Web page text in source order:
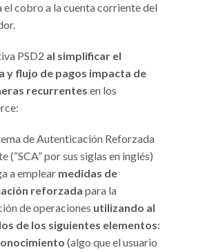
el cobro a la cuenta corriente del
PSD2 al simplificar el
y flujo de pagos impacta de
recurrentes en los
de Autenticación Reforzada
(“SCA” por sus siglas en inglés)
a emplear medidas de
reforzada para la
de operaciones utilizando al
de los siguientes elementos:
(algo que el usuario